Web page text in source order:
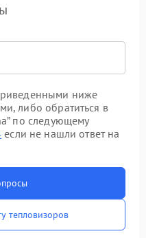
ниже
либо обратиться в
по следующему
если не нашли ответ на
тепловизоров